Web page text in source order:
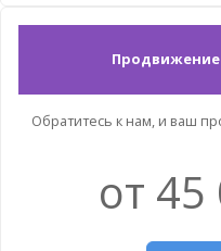
Продвижение
Обратитесь к нам, и ваш
от 45